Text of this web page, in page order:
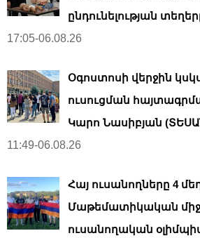
ընդունելության
17:05-06.08.26
Օգոստոսի վերջին
ուսուցման
Կարո Նասիբյան
11:49-06.08.26
Հայ ուսանողները 4
Մաթեմատիկական
ուսանողական